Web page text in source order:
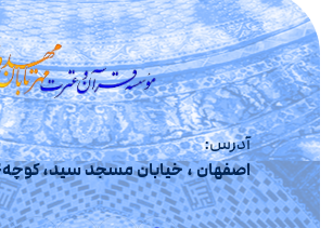
آدرس:
اصفهان ، خیابان مسجد سید، کوچه44 (شهید عقیلی)